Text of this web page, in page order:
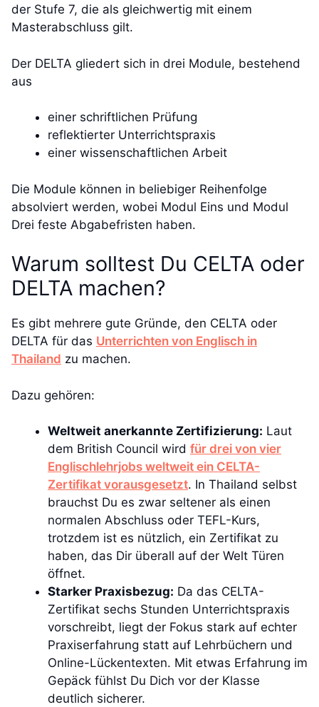
der Stufe 7, die als gleichwertig mit einem
Masterabschluss gilt.
Der DELTA gliedert sich in drei Module, bestehend
aus
einer schriftlichen Prüfung
reflektierter Unterrichtspraxis
einer wissenschaftlichen Arbeit
Die Module können in beliebiger Reihenfolge
absolviert werden, wobei Modul Eins und Modul
Drei feste Abgabefristen haben.
Warum solltest Du CELTA oder
DELTA machen?
Es gibt mehrere gute Gründe, den CELTA oder
DELTA für das Unterrichten von Englisch in
Thailand zu machen.
Dazu gehören:
Weltweit anerkannte Zertifizierung: Laut
dem British Council wird für drei von vier
Englischlehrjobs weltweit ein CELTA-
Zertifikat vorausgesetzt. In Thailand selbst
brauchst Du es zwar seltener als einen
normalen Abschluss oder TEFL-Kurs,
trotzdem ist es nützlich, ein Zertifikat zu
haben, das Dir überall auf der Welt Türen
öffnet.
Starker Praxisbezug: Da das CELTA-
Zertifikat sechs Stunden Unterrichtspraxis
vorschreibt, liegt der Fokus stark auf echter
Praxiserfahrung statt auf Lehrbüchern und
Online-Lückentexten. Mit etwas Erfahrung im
Gepäck fühlst Du Dich vor der Klasse
deutlich sicherer.